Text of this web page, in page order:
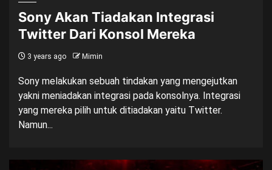
Sony Akan Tiadakan Integrasi
Twitter Dari Konsol Mereka
3 years ago Mimin
Sony melakukan sebuah tindakan yang mengejutkan
yakni meniadakan integrasi pada konsolnya. Integrasi
yang mereka pilih untuk ditiadakan yaitu Twitter.
Namun...